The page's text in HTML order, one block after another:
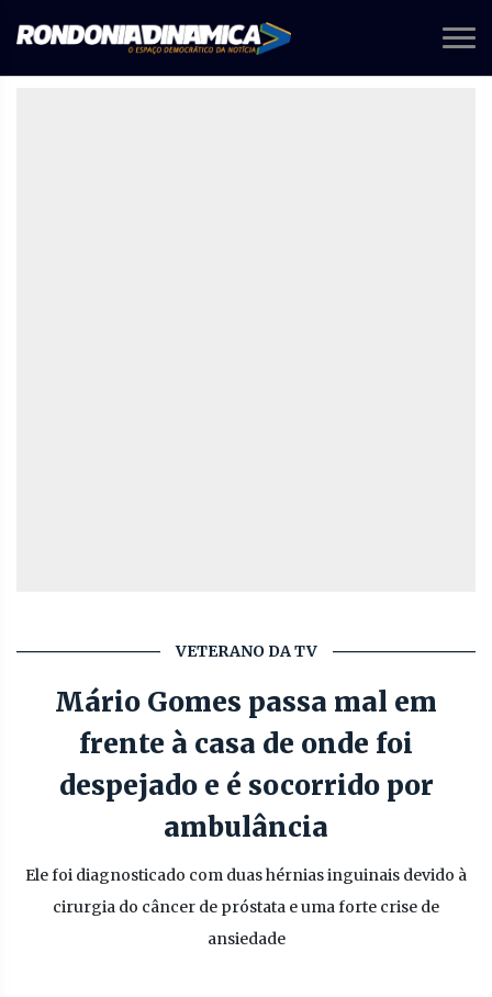
VETERANO DA TV
Mário Gomes passa mal em
frente à casa de onde foi
despejado e é socorrido por
ambulância
Ele foi diagnosticado com duas hérnias inguinais devido à
cirurgia do câncer de próstata e uma forte crise de
ansiedade